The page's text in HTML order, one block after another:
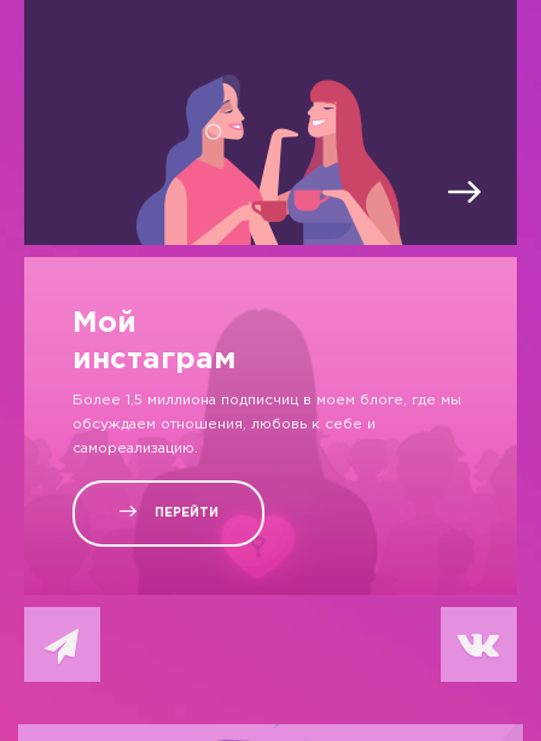
Мой
инстаграм
Более 1,5 миллиона подписчиц в моем блоге, где мы
обсуждаем отношения, любовь к себе и
самореализацию.
ПЕРЕЙТИ